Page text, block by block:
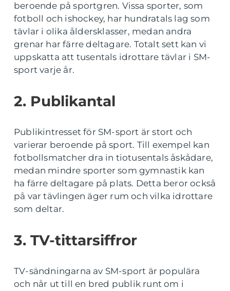
beroende på sportgren. Vissa sporter, som
fotboll och ishockey, har hundratals lag som
tävlar i olika åldersklasser, medan andra
grenar har färre deltagare. Totalt sett kan vi
uppskatta att tusentals idrottare tävlar i SM-
sport varje år.
2. Publikantal
Publikintresset för SM-sport är stort och
varierar beroende på sport. Till exempel kan
fotbollsmatcher dra in tiotusentals åskådare,
medan mindre sporter som gymnastik kan
ha färre deltagare på plats. Detta beror också
på var tävlingen äger rum och vilka idrottare
som deltar.
3. TV-tittarsiffror
TV-sändningarna av SM-sport är populära
och når ut till en bred publik runt om i